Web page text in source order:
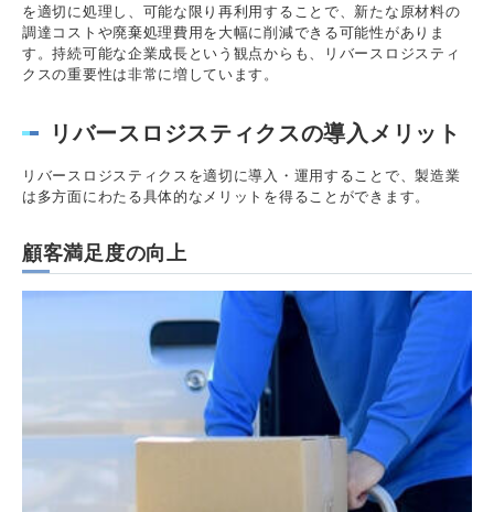
を適切に処理し、可能な限り再利用することで、新たな原材料の
調達コストや廃棄処理費用を大幅に削減できる可能性がありま
す。持続可能な企業成長という観点からも、リバースロジスティ
クスの重要性は非常に増しています。
リバースロジスティクスの導入メリット
リバースロジスティクスを適切に導入・運用することで、製造業
は多方面にわたる具体的なメリットを得ることができます。
顧客満足度の向上